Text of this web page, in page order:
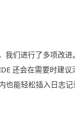
我们进行了多项改
还会在需要时建
也能轻松插入日志